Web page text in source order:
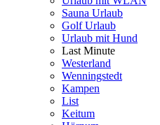
Sauna Urlaub
Golf Urlaub
Urlaub mit Hund
Last Minute
Westerland
Wenningstedt
Kampen
List
Keitum